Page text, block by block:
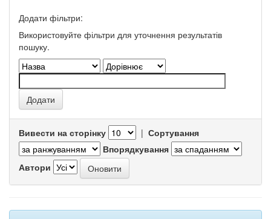
Додати фільтри:
Використовуйте фільтри для уточнення результатів
пошуку.
Вивести на сторінку | Сортування
Впорядкування
Автори